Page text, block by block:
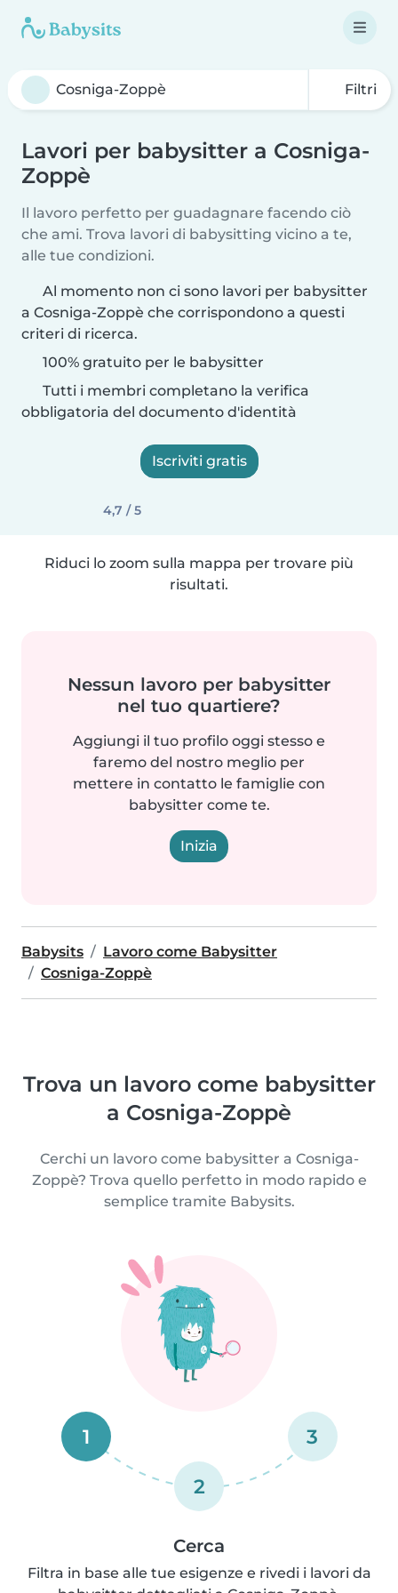
Filtri
Lavori per babysitter a Cosniga-
Zoppè
Il lavoro perfetto per guadagnare facendo ciò
che ami. Trova lavori di babysitting vicino a te,
alle tue condizioni.
Al momento non ci sono lavori per babysitter
a Cosniga-Zoppè che corrispondono a questi
criteri di ricerca.
100% gratuito per le babysitter
Tutti i membri completano la verifica
obbligatoria del documento d'identità
Iscriviti gratis
4,7 / 5
Riduci lo zoom sulla mappa per trovare più
risultati.
Nessun lavoro per babysitter
nel tuo quartiere?
Aggiungi il tuo profilo oggi stesso e
faremo del nostro meglio per
mettere in contatto le famiglie con
babysitter come te.
Inizia
Babysits
Lavoro come Babysitter
Cosniga-Zoppè
Trova un lavoro come babysitter
a Cosniga-Zoppè
Cerchi un lavoro come babysitter a Cosniga-
Zoppè? Trova quello perfetto in modo rapido e
semplice tramite Babysits.
1
2
3
Cerca
Filtra in base alle tue esigenze e rivedi i lavori da